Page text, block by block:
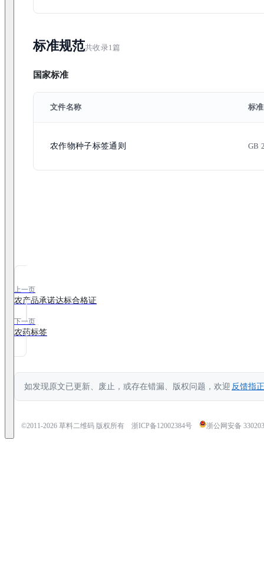
标准规范共收录1篇
国家标准
文件名称 标
农作物种子标签通则 GB
上一页
农产品承诺达标合格证
下一页
农药标签
如发现原文已更新、废止，或存在错漏、版权问题，欢迎 反馈指正
©2011-2026草料二维码 版权所有 浙ICP备12002384号 浙公网安备